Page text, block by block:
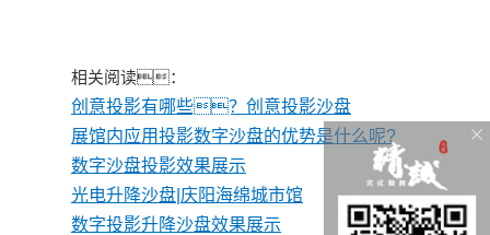
相关阅读：
创意投影有哪些？创意投影沙盘
展馆内应用投影数字沙盘的优势是什么呢?
数字沙盘投影效果展示
光电升降沙盘|庆阳海绵城市馆
数字投影升降沙盘效果展示